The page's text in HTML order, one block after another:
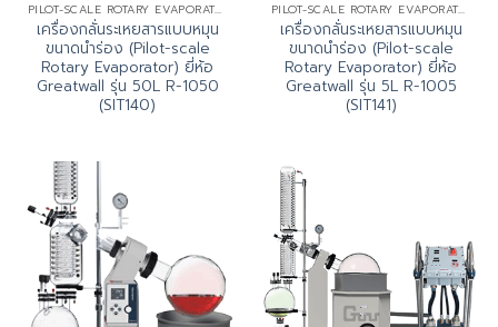
PILOT-SCALE ROTARY EVAPORATOR
เครื่องกลั่นระเหยสารแบบหมุน
ขนาดนำร่อง (Pilot-scale
Rotary Evaporator) ยี่ห้อ
Greatwall รุ่น 50L R-1050
(SIT140)
PILOT-SCALE ROTARY EVAPORATOR
เครื่องกลั่นระเหยสารแบบหมุน
ขนาดนำร่อง (Pilot-scale
Rotary Evaporator) ยี่ห้อ
Greatwall รุ่น 5L R-1005
(SIT141)